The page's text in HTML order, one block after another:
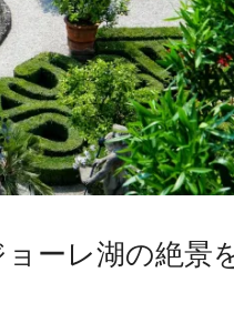
ーレ湖の絶景